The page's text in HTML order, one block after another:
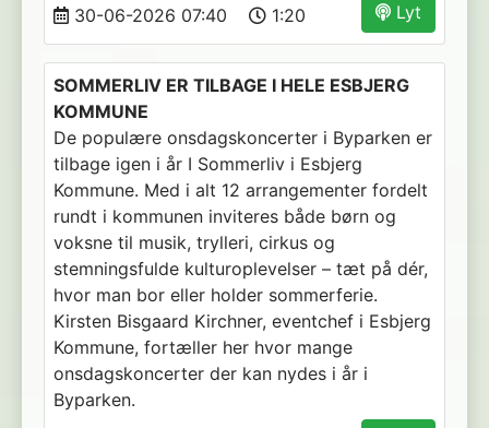
Lyt
30-06-2026 07:40 1:20
SOMMERLIV ER TILBAGE I HELE ESBJERG
KOMMUNE
De populære onsdagskoncerter i Byparken er
tilbage igen i år I Sommerliv i Esbjerg
Kommune. Med i alt 12 arrangementer fordelt
rundt i kommunen inviteres både børn og
voksne til musik, trylleri, cirkus og
stemningsfulde kulturoplevelser – tæt på dér,
hvor man bor eller holder sommerferie.
Kirsten Bisgaard Kirchner, eventchef i Esbjerg
Kommune, fortæller her hvor mange
onsdagskoncerter der kan nydes i år i
Byparken.